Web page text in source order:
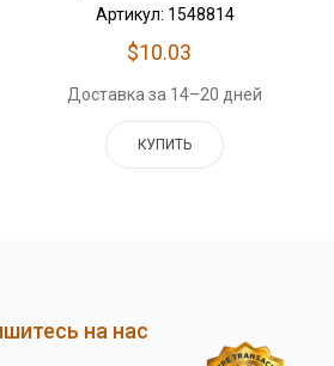
Артикул: 1548814
$10.03
Доставка за 14–20 дней
КУПИТЬ
на нас